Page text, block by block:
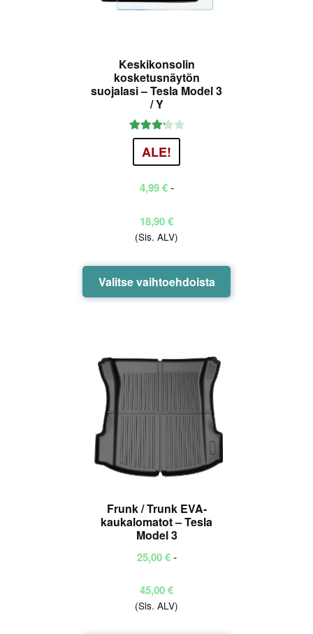
Keskikonsolin
kosketusnäytön
suojalasi – Tesla Model 3
/ Y
Arvostel
u
3.25/
ALE!
4,99€ -
18,90€Hintaluokka:
4,99 €
(Sis. ALV)
Valitse vaihtoehdoista
Tällä
tuotteella
Frunk / Trunk EVA-
kaukalomatot – Tesla
Model 3
25,00€ -
45,00€Hintaluokka:
25,00 €
(Sis. ALV)